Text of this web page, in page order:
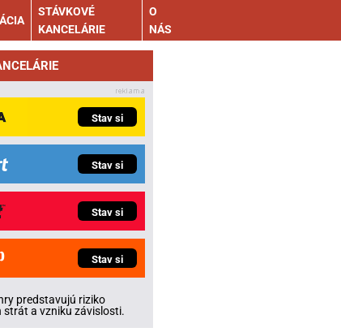
STÁVKOVÉ
KANCELÁRIE
O
NÁS
Stav si
Stav si
Stav si
Stav si
predstavujú riziko
strát a vzniku závislosti.